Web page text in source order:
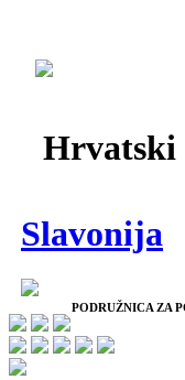
Hrvatski
Slavonija
PODRUŽNICA ZA